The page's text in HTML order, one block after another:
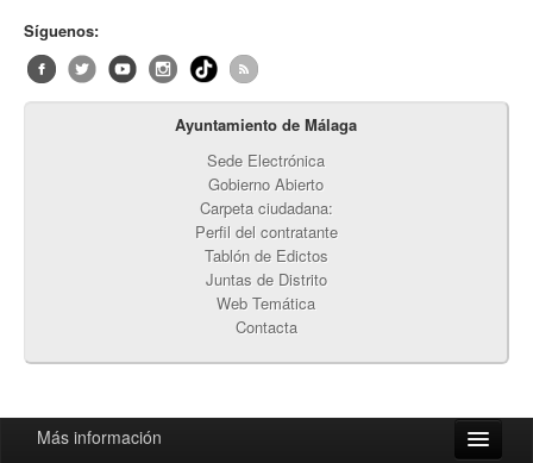
Síguenos:
Ayuntamiento de Málaga
Sede Electrónica
Gobierno Abierto
Carpeta ciudadana:
Perfil del contratante
Tablón de Edictos
Juntas de Distrito
Web Temática
Contacta
Más información